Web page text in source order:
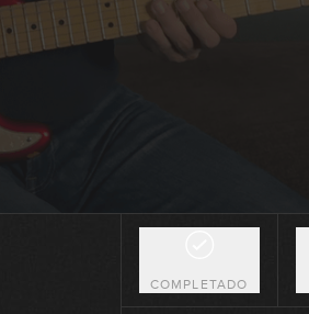
COMPLETADO
138
140